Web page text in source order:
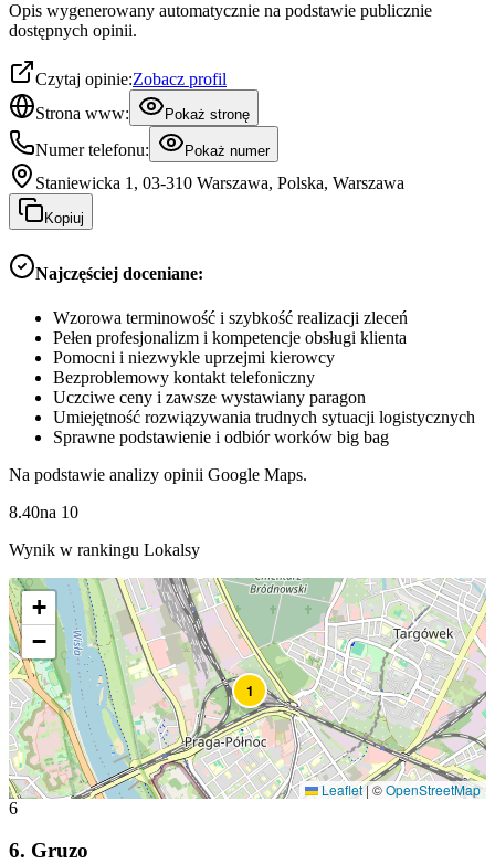
Opis wygenerowany automatycznie na podstawie publicznie
dostępnych opinii.
Czytaj opinie:Zobacz profil
Strona www:
Pokaż stronę
Numer telefonu: Pokaż numer
Staniewicka 1, 03-310 Warszawa, Polska, Warszawa
Kopiuj
Najczęściej doceniane:
Wzorowa terminowość i szybkość realizacji zleceń
Pełen profesjonalizm i kompetencje obsługi klienta
Pomocni i niezwykle uprzejmi kierowcy
Bezproblemowy kontakt telefoniczny
Uczciwe ceny i zawsze wystawiany paragon
Umiejętność rozwiązywania trudnych sytuacji logistycznych
Sprawne podstawienie i odbiór worków big bag
Na podstawie analizy opinii Google Maps.
8.40na 10
Wynik w rankingu Lokalsy
1
+
−
Leaflet|©OpenStreetMap
6
6. Gruzo